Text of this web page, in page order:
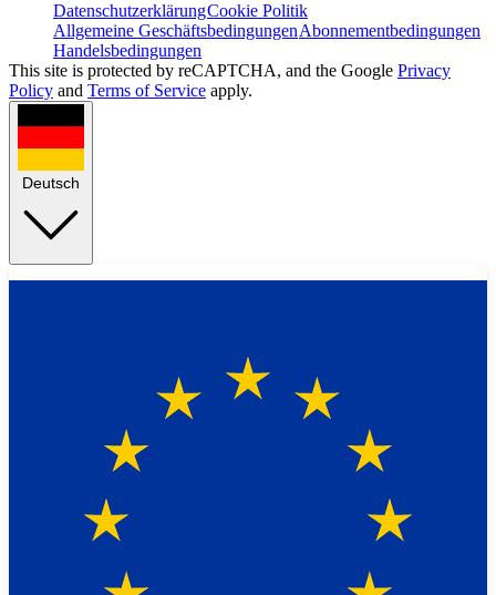
DatenschutzerklärungCookie Politik
Allgemeine GeschäftsbedingungenAbonnementbedingungen
Handelsbedingungen
This site is protected by reCAPTCHA, and the Google Privacy
Policy and Terms of Service apply.
Deutsch